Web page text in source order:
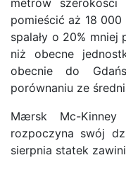
pomieścić aż 18
spalały o 20%
niż obecne
obecnie do
porównaniu ze
Mærsk Mc-
rozpoczyna swój
sierpnia statek